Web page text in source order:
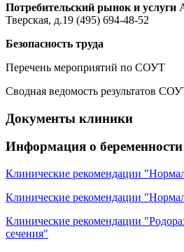
Потребительский рынок и услуги
Тверская, д.19 (495) 694-48-52
Безопасность труда
Перечень мероприятий по СОУТ
Сводная ведомость результатов
Документы клиники
Информация о беременности
Клинические рекомендации
Клинические рекомендации
Клинические рекомендации
сечения"